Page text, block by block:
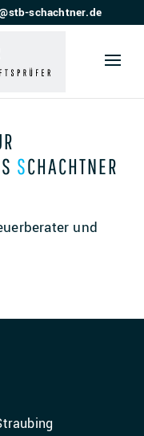
schachtner.de
SCHACHTNER
und